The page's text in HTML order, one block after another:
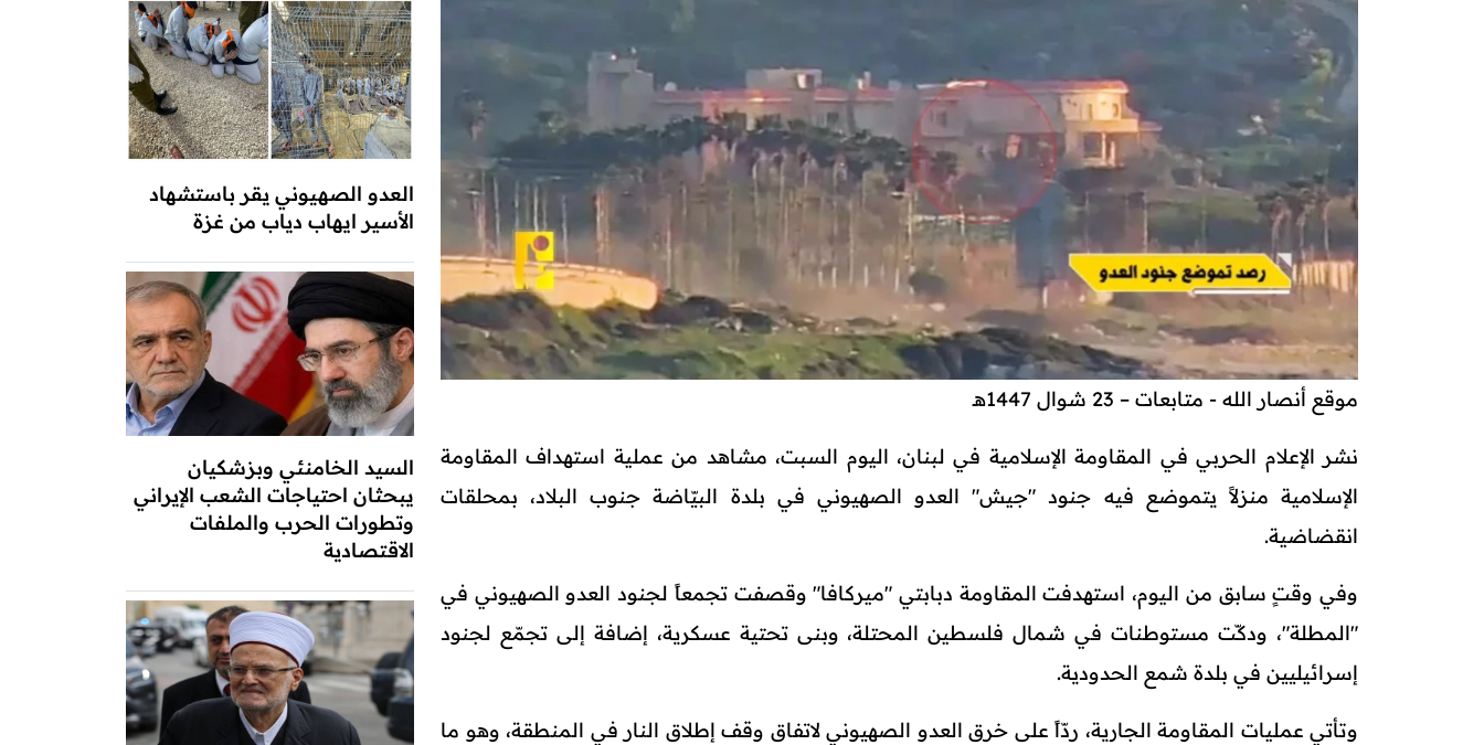
موقع أنصار الله - متابعات – 23 شوال 1447هـ
نشر الإعلام الحربي في المقاومة الإسلامية في لبنان، اليوم السبت، مشاهد من عملية استهداف المقاومة
الإسلامية منزلاً يتموضع فيه جنود "جيش" العدو الصهيوني في بلدة البيّاضة جنوب البلاد، بمحلقات
انقضاضية.
وفي وقتٍ سابق من اليوم، استهدفت المقاومة دبابتي "ميركافا" وقصفت تجمعاً لجنود العدو الصهيوني في
"المطلة"، ودكّت مستوطنات في شمال فلسطين المحتلة، وبنى تحتية عسكرية، إضافة إلى تجمّع لجنود
إسرائيليين في بلدة شمع الحدودية.
وتأتي عمليات المقاومة الجارية، ردّاً على خرق العدو الصهيوني لاتفاق وقف إطلاق النار في المنطقة، وهو ما
العدو الصهيوني يقر باستشهاد
الأسير ايهاب دياب من غزة
السيد الخامنئي وبزشكيان
يبحثان احتياجات الشعب الإيراني
وتطورات الحرب والملفات
الاقتصادية